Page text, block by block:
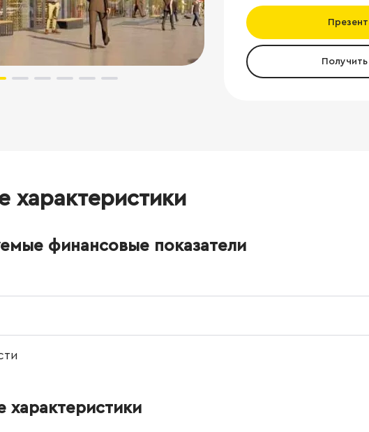
характеристики
финансовые показатели
характеристики